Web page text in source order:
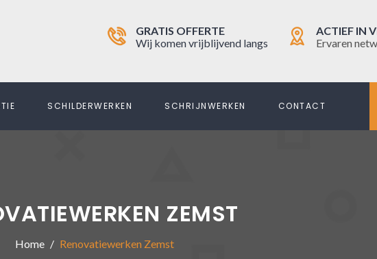
GRATIS OFFERTE
Wij komen vrijblijvend langs
ACTIEF IN
Ervaren
SCHILDERWERKEN SCHRIJNWERKEN CONTACT
ZEMST
Home Renovatiewerken Zemst